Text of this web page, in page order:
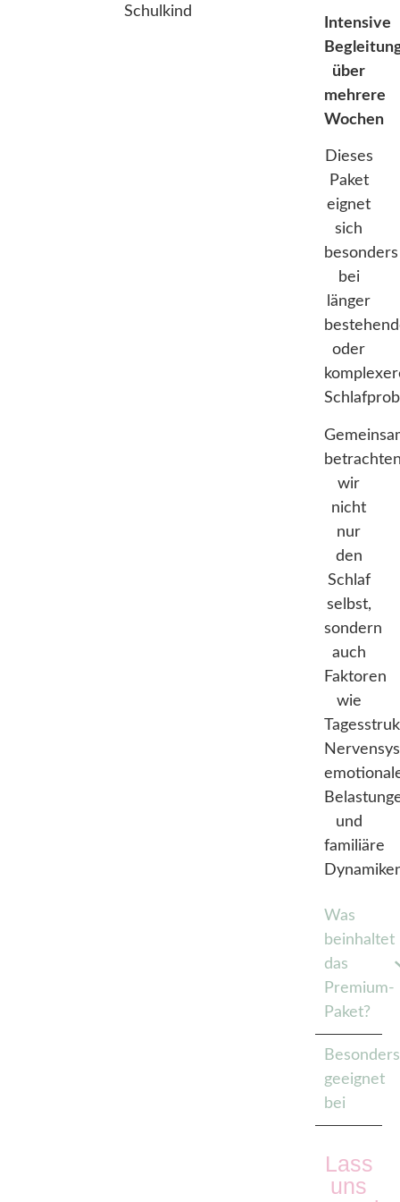
Intensive
über
mehrere
Wochen
Dieses
Paket
eignet
sich
besonders
bei
länger
oder
wir
nicht
nur
den
Schlaf
selbst,
sondern
auch
Faktoren
wie
und
familiäre
Was
beinhaltet
das
Premium-
Paket?
Besonders
geeignet
bei
Lass
uns